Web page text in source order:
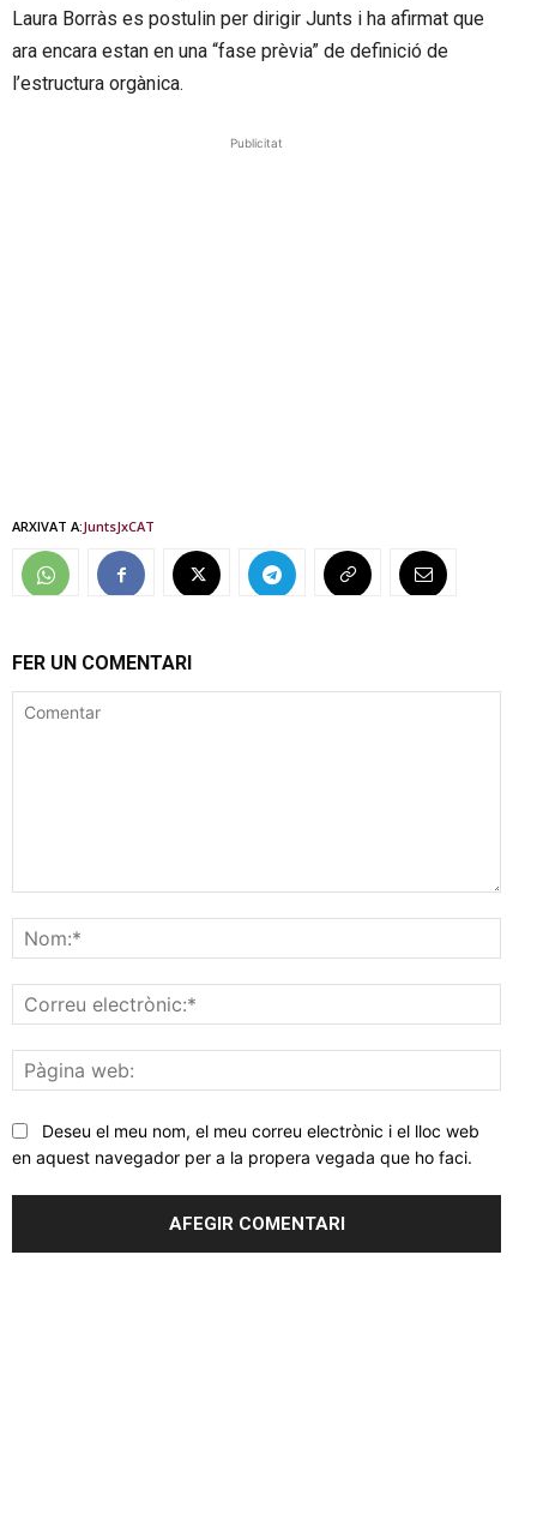
Laura Borràs es postulin per dirigir Junts i ha afirmat que
ara encara estan en una “fase prèvia” de definició de
l’estructura orgànica.
Publicitat
ARXIVAT A:JuntsJxCAT
FER UN COMENTARI
web:
Deseu el meu nom, el meu correu electrònic i el lloc web
en aquest navegador per a la propera vegada que ho faci.